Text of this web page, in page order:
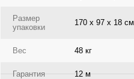
Размер
упаковки
170 x 97 x 18 см
Вес 48 кг
Гарантия 12 м